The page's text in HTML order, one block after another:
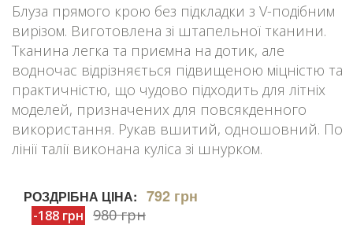
Блуза прямого крою без підкладки з V-подібним
вирізом. Виготовлена зі штапельної тканини.
Тканина легка та приємна на дотик, але
водночас відрізняється підвищеною міцністю та
практичністю, що чудово підходить для літніх
моделей, призначених для повсякденного
використання. Рукав вшитий, одношовний. По
лінії талії виконана куліса зі шнурком.
РОЗДРІБНА ЦІНА: 792 грн
-188 грн 980 грн